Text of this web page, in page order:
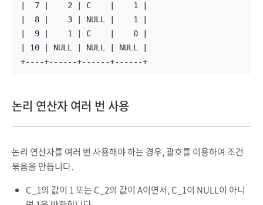
|  7 |    2 | C    |    1 |
|  8 |    3 | NULL |    1 |
|  9 |    1 | C    |    0 |
| 10 | NULL | NULL | NULL |
+----+------+------+------+
논리 연산자 여러 번 사용
논리 연산자를 여러 번 사용해야 하는 경우, 괄호를 이용하여 조건
묶음을 만듭니다.
C_1의 값이 1 또는 C_2의 값이 A이면서, C_1이 NULL이 아니